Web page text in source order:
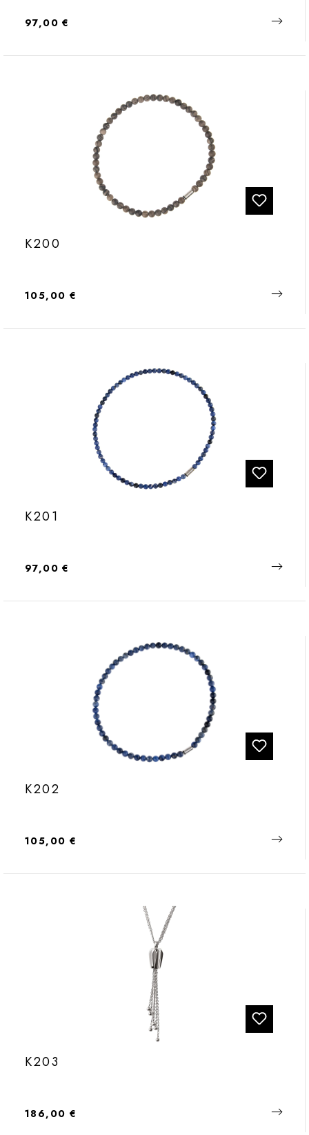
Regulärer Preis:
97,00 €
K200
Regulärer Preis:
105,00 €
K201
Regulärer Preis:
97,00 €
K202
Regulärer Preis:
105,00 €
K203
Regulärer Preis:
186,00 €